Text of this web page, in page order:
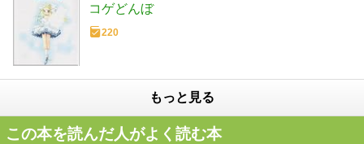
コゲどんぼ
220
もっと見る
この本を読んだ人がよく読む本